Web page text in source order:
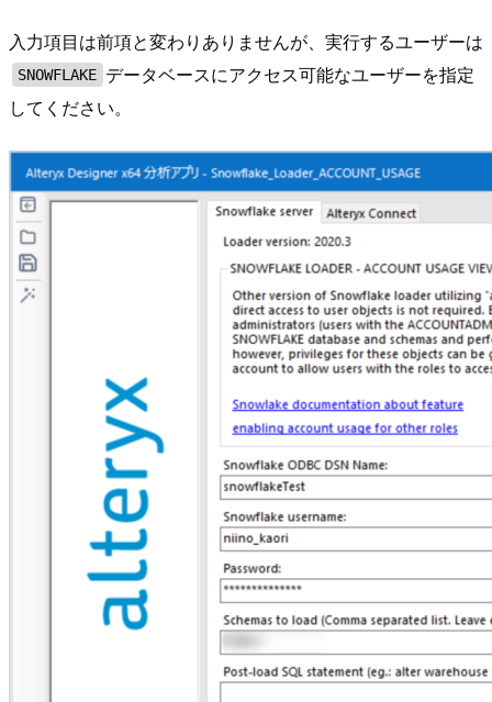
入力項目は前項と変わりありませんが、実行するユーザーは
SNOWFLAKE データベースにアクセス可能なユーザーを指定
してください。